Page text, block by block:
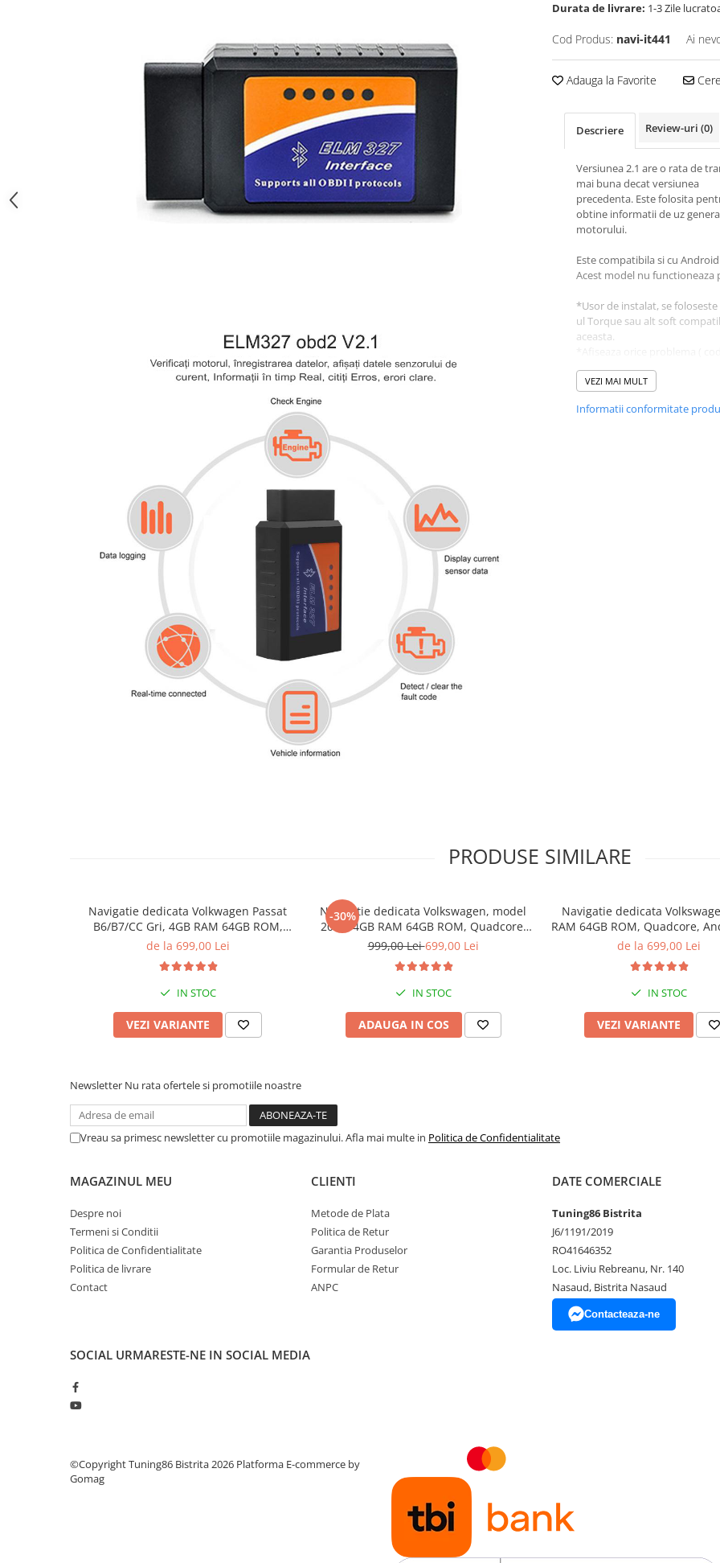
Durata de livrare: 1-3 Zile
Cod Produs: navi-it441 Ai
Adauga la Favorite
Descriere Review-uri (0)
Versiunea 2.1 are o rata de
mai buna decat versiunea
precedenta. Este folosita
obtine informatii de uz
motorului.
Este compatibila si cu
Acest model nu functioneaza
*Usor de instalat, se
ul Torque sau alt soft
aceasta.
eroare cu descrierea acestuia)
*Sterge erorile
telefon. Vede foarte multi
Temperatura lichidului de racier
scurt
Consumul de combustibil pe
Presiunea in galeria de admisie
Presiunea aerului
Pozitia clapetei de acceleratie
Presiunea combustibilului
Debitmetru
VEZI MAI MULT
Informatii conformitate
PRODUSE SIMILARE
Navigatie dedicata Volkwagen Passat
B6/B7/CC Gri, 4GB RAM 64GB ROM,
Quadcore, Android 14, Display QLED
came
de la 699,00 Lei
IN STOC
VEZI VARIANTE
-30%
Navigatie dedicata Volkswagen, model
2023, 4GB RAM 64GB ROM, Quadcore,
Android 14, Display QLED 7", DSP,
AHD
999,00 Lei699,00 Lei
IN STOC
ADAUGA IN COS
Navigatie dedicata
RAM 64GB ROM, Quadcore,
Display QLED, 9",de la 699,00 Lei
IN STOC
VEZI VARIANTE
Newsletter Nu rata ofertele si promotiile noastre
Vreau sa primesc newsletter cu promotiile magazinului. Afla mai multe in Politica de Confidentialitate
MAGAZINUL MEU
Despre noi
Termeni si Conditii
Politica de Confidentialitate
Politica de livrare
Contact
CLIENTI
Metode de Plata
Politica de Retur
Garantia Produselor
Formular de Retur
ANPC
DATE COMERCIALE
Tuning86 Bistrita
J6/1191/2019
RO41646352
Loc. Liviu Rebreanu, Nr. 140
Nasaud, Bistrita Nasaud
Contacteaza-ne
SOCIAL URMARESTE-NE IN SOCIAL MEDIA
©Copyright Tuning86 Bistrita 2026 Platforma E-commerce by
Gomag